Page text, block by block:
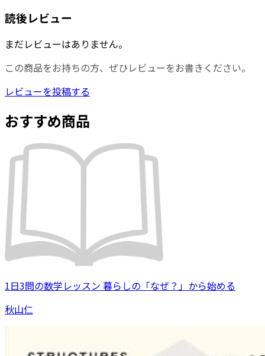
読後レビュー
まだレビューはありません。
この商品をお持ちの方、ぜひレビューをお書きください。
レビューを投稿する
おすすめ商品
1日3問の数学レッスン 暮らしの「なぜ？」から始める
秋山仁